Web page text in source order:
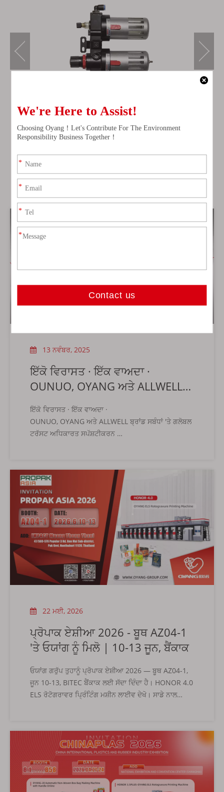
13 ਨਵੰਬਰ, 2025
ਇੱਕੋ ਵਿਰਾਸਤ · ਇੱਕ ਵਾਅਦਾ ·
OUNUO, OYANG ਅਤੇ ALLWELL
ਅਧਿਕਾਰਤ ਸਪੱਸ਼ਟੀਕਰਨ
ਇੱਕੋ ਵਿਰਾਸਤ · ਇੱਕ ਵਾਅਦਾ ·
OUNUO, OYANG ਅਤੇ ALLWELL ਬ੍ਰਾਂਡ ਸਬੰਧਾਂ 'ਤੇ ਗਲੋਬਲ
ਟਰੱਸਟ ਅਧਿਕਾਰਤ ਸਪੱਸ਼ਟੀਕਰਨ
ਪਛਾਣਾਂ ਦੇ ਸਬੰਧਾਂ ਅਤੇ ਸਥਿਤੀ ਦੇ ਸਬੰਧ ਵਿੱਚ ਇੱਕ ਅਧਿਕਾਰਤ
ਅਤੇ ਏਕੀਕ੍ਰਿਤ ਸਪੱਸ਼ਟੀਕਰਨ ਪ੍ਰਦਾਨ ਕਰਨਾ ਚਾਹੇਗਾ:
OUNUO · OYANG · ALLWE
22 ਮਈ, 2026
ਪ੍ਰੋਪਾਕ ਏਸ਼ੀਆ 2026 - ਬੂਥ AZ04-1
'ਤੇ ਓਯਾਂਗ ਨੂੰ ਮਿਲੋ | 10-13 ਜੂਨ, ਬੈਂਕਾਕ
ਓਯਾਂਗ ਗਰੁੱਪ ਤੁਹਾਨੂੰ ਪ੍ਰੋਪਾਕ ਏਸ਼ੀਆ 2026 — ਬੂਥ AZ04-1,
ਜੂਨ 10-13, BITEC ਬੈਂਕਾਕ ਲਈ ਸੱਦਾ ਦਿੰਦਾ ਹੈ। HONOR 4.0
ELS ਰੋਟੋਗਰਾਵਰ ਪ੍ਰਿੰਟਿੰਗ ਮਸ਼ੀਨ ਲਾਈਵ ਦੇਖੋ। ਸਾਡੇ ਨਾਲ